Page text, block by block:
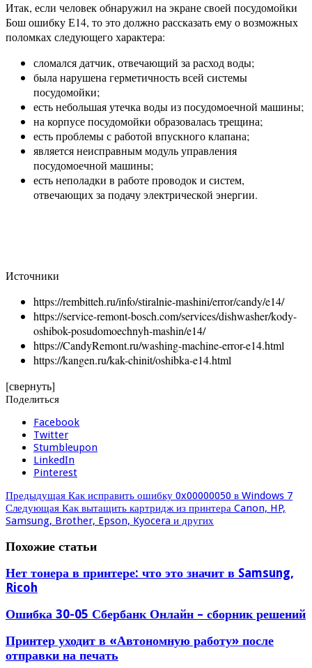
Итак, если человек обнаружил на экране своей посудомойки
Бош ошибку Е14, то это должно рассказать ему о возможных
поломках следующего характера:
сломался датчик, отвечающий за расход воды;
была нарушена герметичность всей системы
посудомойки;
есть небольшая утечка воды из посудомоечной машины;
на корпусе посудомойки образовалась трещина;
есть проблемы с работой впускного клапана;
является неисправным модуль управления
посудомоечной машины;
есть неполадки в работе проводок и систем,
отвечающих за подачу электрической энергии.
Источники
https://rembitteh.ru/info/stiralnie-mashini/error/candy/e14/
https://service-remont-bosch.com/services/dishwasher/kody-
oshibok-posudomoechnyh-mashin/e14/
https://CandyRemont.ru/washing-machine-error-e14.html
https://kangen.ru/kak-chinit/oshibka-e14.html
[свернуть]
Поделиться
Facebook
Twitter
Stumbleupon
LinkedIn
Pinterest
Предыдущая Как исправить ошибку 0x00000050 в Windows 7
Следующая Как вытащить картридж из принтера Canon, HP,
Samsung, Brother, Epson, Kyocera и других
Похожие статьи
Нет тонера в принтере: что это значит в Samsung,
Ricoh
Ошибка 30-05 Сбербанк Онлайн – сборник решений
Принтер уходит в «Автономную работу» после
отправки на печать